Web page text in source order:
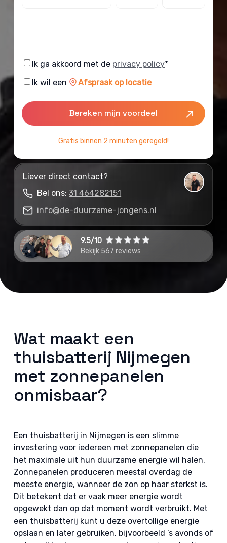
Consent
Ik ga akkoord met de privacy policy*
Consent
Ik wil een Afspraak op locatie
Gratis binnen 2 minuten geregeld!
Liever direct contact?
Bel ons:31 464282151
info@de-duurzame-jongens.nl
9.5/10
Bekijk 567 reviews
Wat maakt een
thuisbatterij Nijmegen
met zonnepanelen
onmisbaar?
Een thuisbatterij in Nijmegen is een slimme
investering voor iedereen met zonnepanelen die
het maximale uit hun duurzame energie wil halen.
Zonnepanelen produceren meestal overdag de
meeste energie, wanneer de zon op haar sterkst is.
Dit betekent dat er vaak meer energie wordt
opgewekt dan op dat moment wordt verbruikt. Met
een thuisbatterij kunt u deze overtollige energie
opslaan en later gebruiken, bijvoorbeeld ’s avonds of